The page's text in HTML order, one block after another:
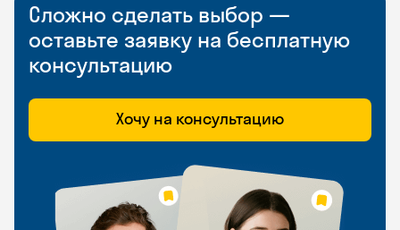
Сложно сделать выбор —
оставьте заявку на бесплатную
консультацию
Хочу на консультацию